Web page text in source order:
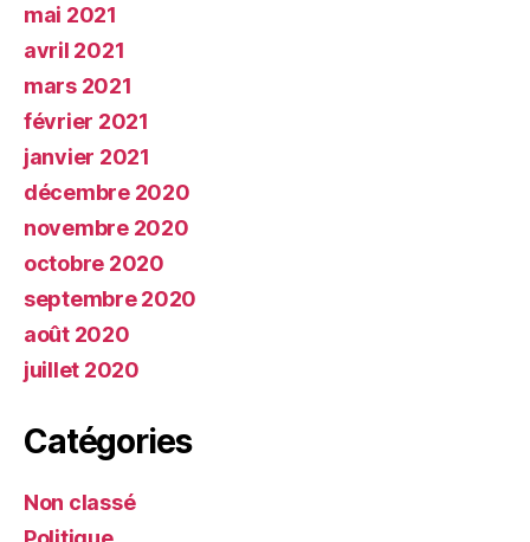
mai 2021
avril 2021
mars 2021
février 2021
janvier 2021
décembre 2020
novembre 2020
octobre 2020
septembre 2020
août 2020
juillet 2020
Catégories
Non classé